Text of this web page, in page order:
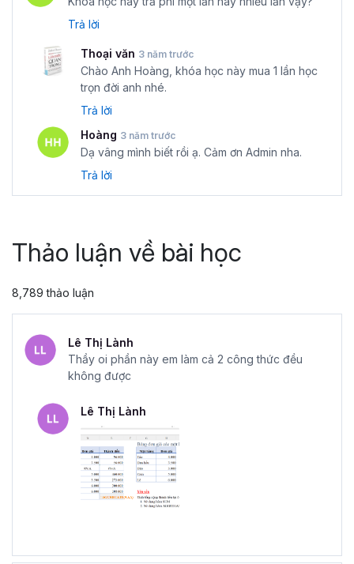
Trả lời
Thoại văn 3 năm trước
Chào Anh Hoàng, khóa học này mua 1 lần học
trọn đời anh nhé.
Trả lời
Hoàng 3 năm trước
Dạ vâng mình biết rồi ạ. Cảm ơn Admin nha.
Trả lời
Thảo luận về bài học
8,789 thảo luận
Lê Thị Lành
Thầy oi phần này em làm cả 2 công thức đều
không được
Lê Thị Lành